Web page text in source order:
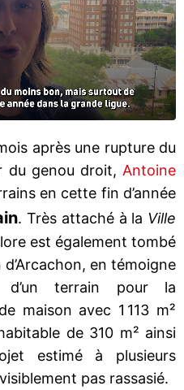
après une rupture du
du genou droit, Antoine
en cette fin d’année
. Très attaché à la Ville
est également tombé
en témoigne
d’un terrain pour la
maison avec 1 113 m²
de 310 m² ainsi
estimé à plusieurs
pas rassasié.